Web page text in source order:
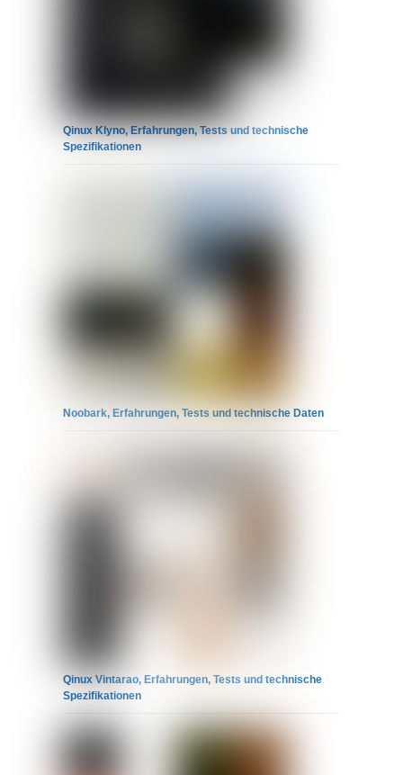
Qinux Klyno, Erfahrungen, Tests und technische
Spezifikationen
Noobark, Erfahrungen, Tests und technische Daten
Qinux Vintarao, Erfahrungen, Tests und technische
Spezifikationen